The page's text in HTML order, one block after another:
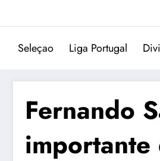
Seleçao Liga Portugal
Fernando
importante